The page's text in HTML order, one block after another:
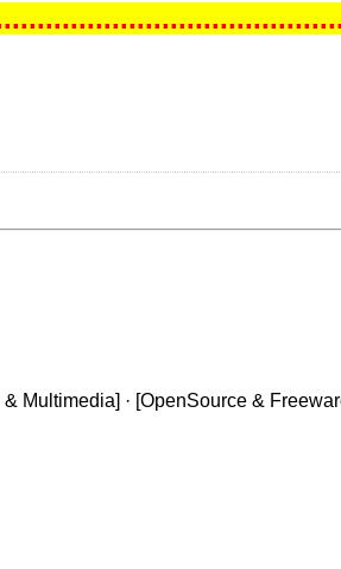
........................................
Multimedia] · [OpenSource &